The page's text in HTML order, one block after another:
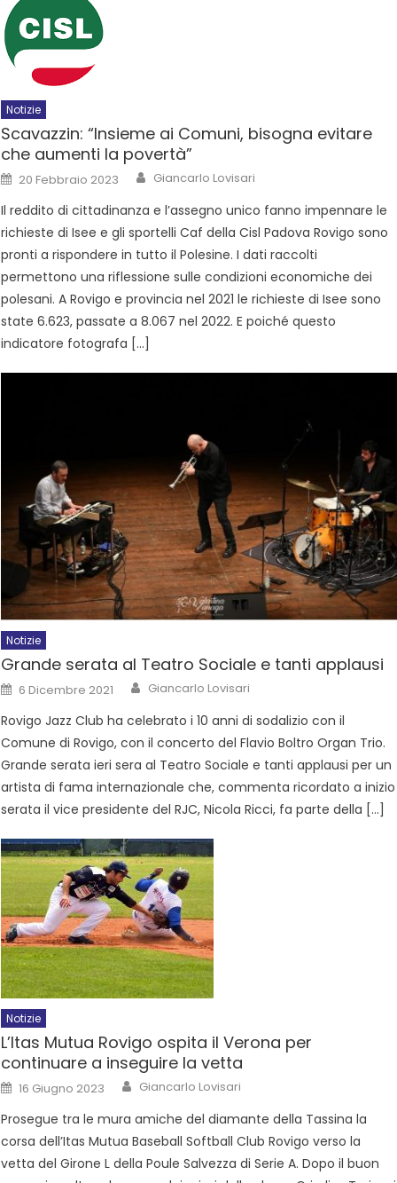
Notizie
Scavazzin: “Insieme ai Comuni, bisogna evitare
che aumenti la povertà”
20 Febbraio 2023 Giancarlo Lovisari
Il reddito di cittadinanza e l’assegno unico fanno impennare le
richieste di Isee e gli sportelli Caf della Cisl Padova Rovigo sono
pronti a rispondere in tutto il Polesine. I dati raccolti
permettono una riflessione sulle condizioni economiche dei
polesani. A Rovigo e provincia nel 2021 le richieste di Isee sono
state 6.623, passate a 8.067 nel 2022. E poiché questo
indicatore fotografa […]
Notizie
Grande serata al Teatro Sociale e tanti applausi
6 Dicembre 2021 Giancarlo Lovisari
Rovigo Jazz Club ha celebrato i 10 anni di sodalizio con il
Comune di Rovigo, con il concerto del Flavio Boltro Organ Trio.
Grande serata ieri sera al Teatro Sociale e tanti applausi per un
artista di fama internazionale che, commenta ricordato a inizio
serata il vice presidente del RJC, Nicola Ricci, fa parte della […]
Notizie
L’Itas Mutua Rovigo ospita il Verona per
continuare a inseguire la vetta
16 Giugno 2023 Giancarlo Lovisari
Prosegue tra le mura amiche del diamante della Tassina la
corsa dell’Itas Mutua Baseball Softball Club Rovigo verso la
vetta del Girone L della Poule Salvezza di Serie A. Dopo il buon